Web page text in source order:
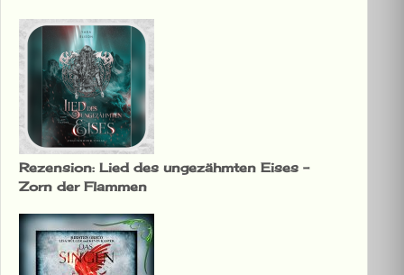
Rezension: Lied des ungezähmten Eises –
Zorn der Flammen